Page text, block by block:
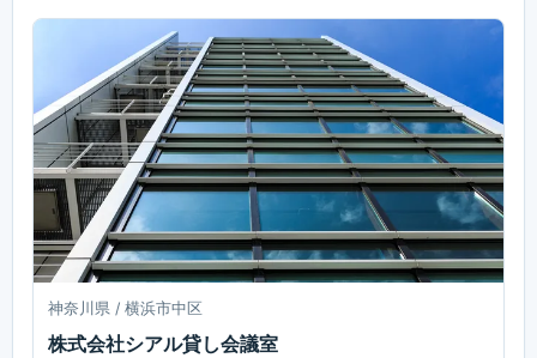
神奈川県 / 横浜市中区
株式会社シアル貸し会議室